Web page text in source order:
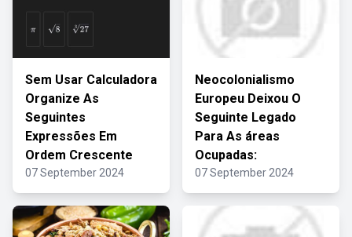
Sem Usar Calculadora
Organize As
Seguintes
Expressões Em
Ordem Crescente
07 September 2024
Neocolonialismo
Europeu Deixou O
Seguinte Legado
Para As áreas
Ocupadas:
07 September 2024